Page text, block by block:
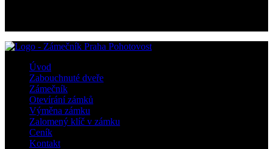
Úvod
Zabouchnuté dveře
Zámečník
Otevírání zámků
Výměna zámku
Zalomený klíč v zámku
Ceník
Kontakt